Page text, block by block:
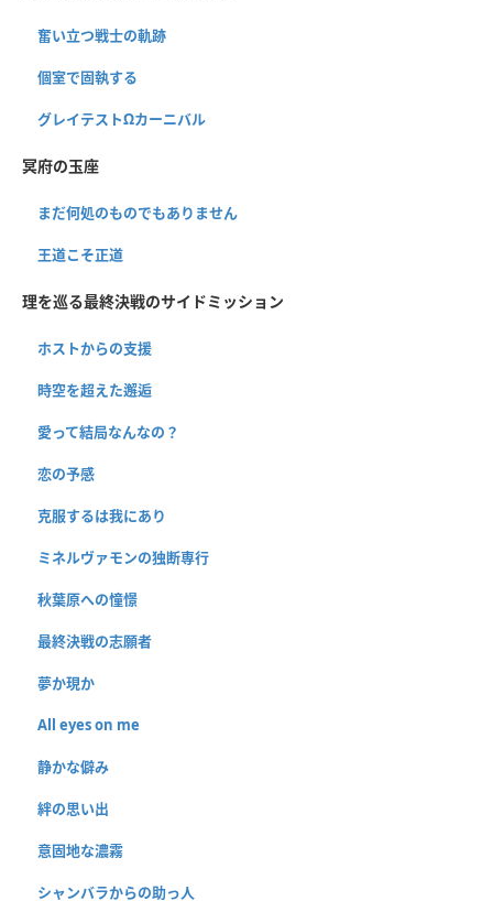
奮い立つ戦士の軌跡
個室で固執する
グレイテストΩカーニバル
冥府の玉座
まだ何処のものでもありません
王道こそ正道
理を巡る最終決戦のサイドミッション
ホストからの支援
時空を超えた邂逅
愛って結局なんなの？
恋の予感
克服するは我にあり
ミネルヴァモンの独断専行
秋葉原への憧憬
最終決戦の志願者
夢か現か
All eyes on me
静かな僻み
絆の思い出
意固地な濃霧
シャンバラからの助っ人